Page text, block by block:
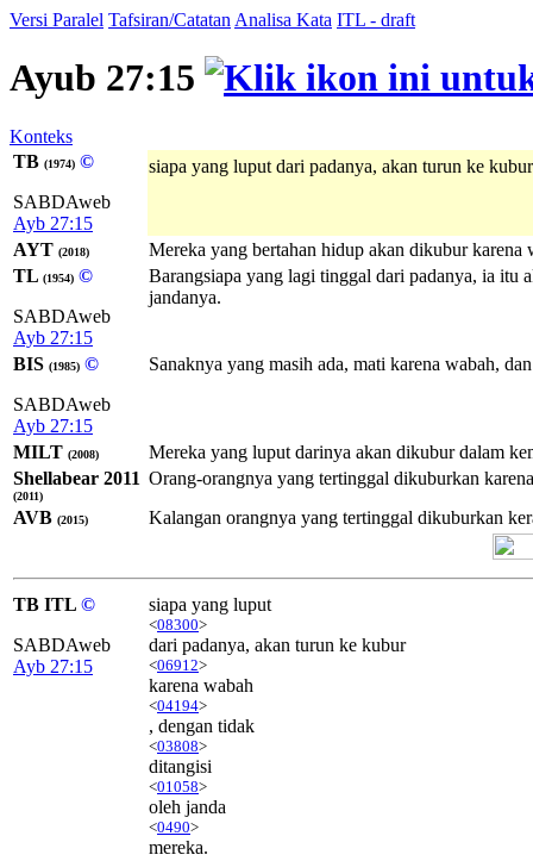
Versi Paralel Tafsiran/Catatan Analisa Kata ITL - draft
Ayub 27:15
Konteks
TB (1974) ©
SABDAweb
Ayb 27:15
siapa yang luput dari padanya, akan turun ke
AYT (2018)
Mereka yang bertahan hidup akan dikubur karena
TL (1954) ©
SABDAweb
Ayb 27:15
Barangsiapa yang lagi tinggal dari padanya, ia itu
jandanya.
BIS (1985) ©
SABDAweb
Ayb 27:15
Sanaknya yang masih ada, mati karena wabah,
MILT (2008)
Mereka yang luput darinya akan dikubur dalam
Shellabear 2011
(2011)
Orang-orangnya yang tertinggal dikuburkan
AVB (2015) Kalangan orangnya yang tertinggal dikuburkan
TB ITL ©
SABDAweb
Ayb 27:15
siapa yang luput
<08300>
dari padanya, akan turun ke kubur
<06912>
karena wabah
<04194>
, dengan tidak
<03808>
ditangisi
<01058>
oleh janda
<0490>
mereka.